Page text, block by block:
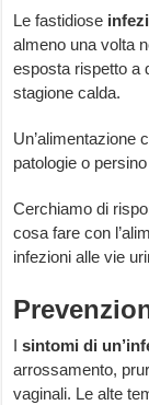
Le fastidiose
almeno una volta
esposta rispetto a
stagione calda.
Un’alimentazione
patologie o
Cerchiamo di
cosa fare con
infezioni alle vie
Isintomi di
arrossamento,
vaginali. Le alte